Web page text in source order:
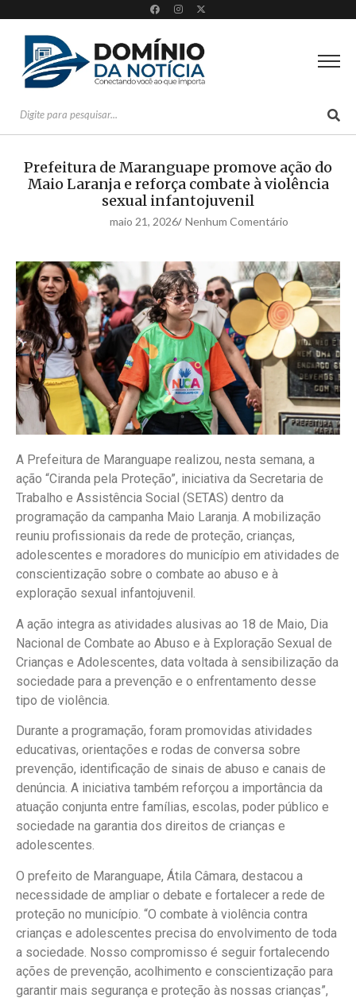
Prefeitura de Maranguape promove ação do
Maio Laranja e reforça combate à violência
sexual infantojuvenil
maio 21, 2026/ Nenhum Comentário
A Prefeitura de Maranguape realizou, nesta semana, a
ação “Ciranda pela Proteção”, iniciativa da Secretaria de
Trabalho e Assistência Social (SETAS) dentro da
programação da campanha Maio Laranja. A mobilização
reuniu profissionais da rede de proteção, crianças,
adolescentes e moradores do município em atividades de
conscientização sobre o combate ao abuso e à
exploração sexual infantojuvenil.
A ação integra as atividades alusivas ao 18 de Maio, Dia
Nacional de Combate ao Abuso e à Exploração Sexual de
Crianças e Adolescentes, data voltada à sensibilização da
sociedade para a prevenção e o enfrentamento desse
tipo de violência.
Durante a programação, foram promovidas atividades
educativas, orientações e rodas de conversa sobre
prevenção, identificação de sinais de abuso e canais de
denúncia. A iniciativa também reforçou a importância da
atuação conjunta entre famílias, escolas, poder público e
sociedade na garantia dos direitos de crianças e
adolescentes.
O prefeito de Maranguape, Átila Câmara, destacou a
necessidade de ampliar o debate e fortalecer a rede de
proteção no município. “O combate à violência contra
crianças e adolescentes precisa do envolvimento de toda
a sociedade. Nosso compromisso é seguir fortalecendo
ações de prevenção, acolhimento e conscientização para
garantir mais segurança e proteção às nossas crianças”,